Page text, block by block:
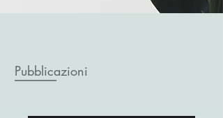
Pubblicazioni